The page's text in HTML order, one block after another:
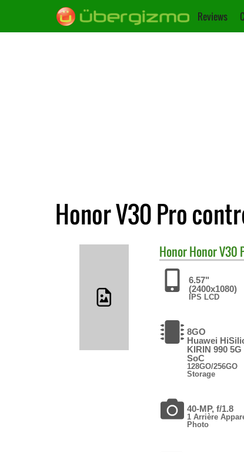
Reviews
Honor V30 Pro
HonorHonor V30
6.57"
(2400x1080)
IPS LCD
8GO
Huawei
KIRIN 990 5G
SoC
128GO/256GO
Storage
40-MP, f/1.8
1 Arrière
Photo